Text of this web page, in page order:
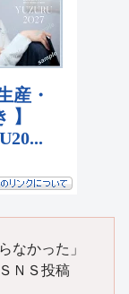
なかった」
ＮＳ投稿